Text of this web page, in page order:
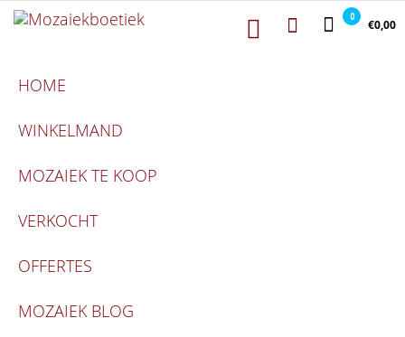
Ga naar de inhoud Mozaiekboetiek0
€0,00
HOME
WINKELMAND
MOZAIEK TE KOOP
VERKOCHT
OFFERTES
MOZAIEK BLOG